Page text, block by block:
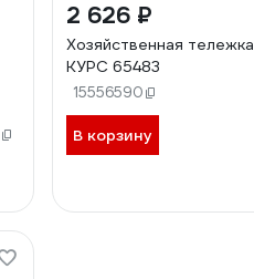
2 626 ₽
Хозяйственная тележка
КУРС 65483
15556590
В корзину